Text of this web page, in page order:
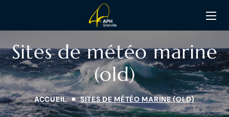
Sites de météo marine
(old)
ACCUEIL SITES DE MÉTÉO MARINE (OLD)